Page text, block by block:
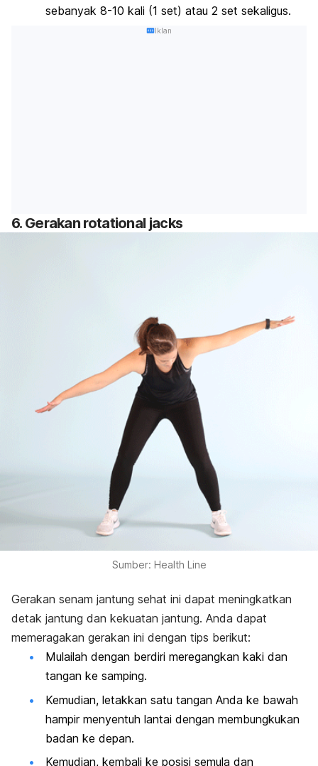
sebanyak 8-10 kali (1 set) atau 2 set sekaligus.
Iklan
6. Gerakan rotational jacks
Sumber: Health Line
Gerakan senam jantung sehat ini dapat meningkatkan
detak jantung dan kekuatan jantung. Anda dapat
memeragakan gerakan ini dengan tips berikut:
Mulailah dengan berdiri meregangkan kaki dan
tangan ke samping.
Kemudian, letakkan satu tangan Anda ke bawah
hampir menyentuh lantai dengan membungkukan
badan ke depan.
Kemudian, kembali ke posisi semula dan